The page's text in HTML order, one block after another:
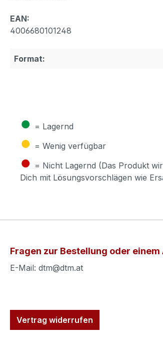
EAN:
4006680101248
Format:
● = Lagernd
● = Wenig verfügbar
● = Nicht Lagernd (Das Produkt
Dich mit Lösungsvorschlägen wie
Fragen zur Bestellung oder einem
E-Mail: dtm@dtm.at
Vertrag widerrufen